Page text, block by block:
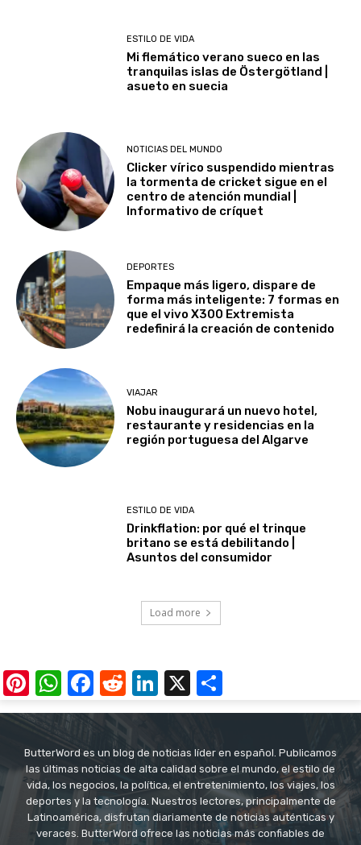
ESTILO DE VIDA
Mi flemático verano sueco en las
tranquilas islas de Östergötland |
asueto en suecia
NOTICIAS DEL MUNDO
Clicker vírico suspendido mientras
la tormenta de cricket sigue en el
centro de atención mundial |
Informativo de críquet
DEPORTES
Empaque más ligero, dispare de
forma más inteligente: 7 formas en
que el vivo X300 Extremista
redefinirá la creación de contenido
VIAJAR
Nobu inaugurará un nuevo hotel,
restaurante y residencias en la
región portuguesa del Algarve
ESTILO DE VIDA
Drinkflation: por qué el trinque
britano se está debilitando |
Asuntos del consumidor
Load more
Pinterest
WhatsApp
Facebook
RedditLinkedIn
X
ButterWord es un blog de noticias líder en español. Publicamos
las últimas noticias de alta calidad sobre el mundo, el estilo de
vida, los negocios, la política, el entretenimiento, los viajes, los
deportes y la tecnología. Nuestros lectores, principalmente de
Latinoamérica, disfrutan diariamente de noticias auténticas y
veraces. ButterWord ofrece las noticias más confiables de